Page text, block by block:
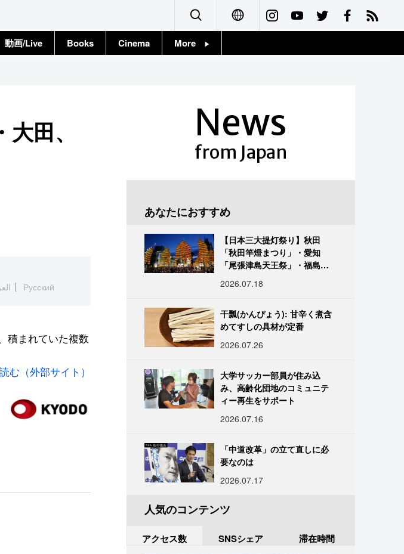
Français
動画/Live Books Cinema More
田、
Русский
積まれていた複数
む（外部サイト）
News
from Japan
あなたにおすすめ
【日本三大提灯祭り】秋田
「秋田竿燈まつり」・愛知
「尾張津島天王祭」・福島
だしい灯火が夜空を照らす光
2026.07.18
干瓢(かんぴょう): 甘辛く煮含
めてすしの具材が定番
2026.07.26
大学サッカー部員が住み込
み、高齢化団地のコミュニテ
ィー再生をサポート
2026.07.16
「中道改革」の立て直しに必
要なのは
2026.07.17
人気のコンテンツ
アクセス数 SNSシェア 滞在時間